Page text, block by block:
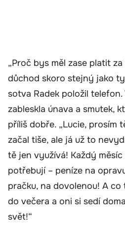
„Proč bys měl zase platit
důchod skoro stejný jako
sotva Radek položil
zableskla únava a smutek,
příliš dobře. „Lucie, prosím
začal tiše, ale já už to
tě jen využívá! Každý
potřebují – peníze na
pračku, na dovolenou! A co
do večera a oni si sedí
svět!“